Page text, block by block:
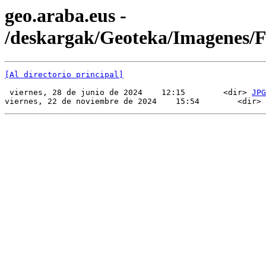
geo.araba.eus -
/deskargak/Geoteka/Imagenes/
[Al directorio principal]
viernes, 28 de junio de 2024    12:15        <dir> JPG
viernes, 22 de noviembre de 2024    15:54        <dir>